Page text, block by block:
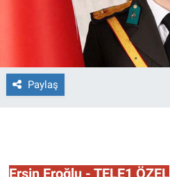
Paylaş
Ersin Eroğlu - TELE1 ÖZEL
Gün Bitiyor
Gün Ortası